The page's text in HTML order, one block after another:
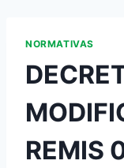
NORMATIVAS
REMIS